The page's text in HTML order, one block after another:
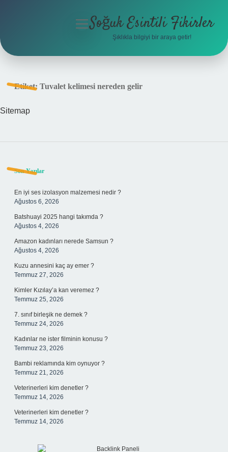
menüyü
Soğuk Esintili Fikirler
Şıklıkla bilgiyi bir araya getir!
Etiket: Tuvalet kelimesi nereden gelir
Sitemap
Sidebar
Son Yazılar
En iyi ses izolasyon malzemesi nedir ?
Ağustos 6, 2026
Batshuayi 2025 hangi takımda ?
Ağustos 4, 2026
Amazon kadınları nerede Samsun ?
Ağustos 4, 2026
Kuzu annesini kaç ay emer ?
Temmuz 27, 2026
Kimler Kızılay’a kan veremez ?
Temmuz 25, 2026
7. sınıf birleşik ne demek ?
Temmuz 24, 2026
Kadınlar ne ister filminin konusu ?
Temmuz 23, 2026
Bambi reklamında kim oynuyor ?
Temmuz 21, 2026
Veterinerleri kim denetler ?
Temmuz 14, 2026
Veterinerleri kim denetler ?
Temmuz 14, 2026